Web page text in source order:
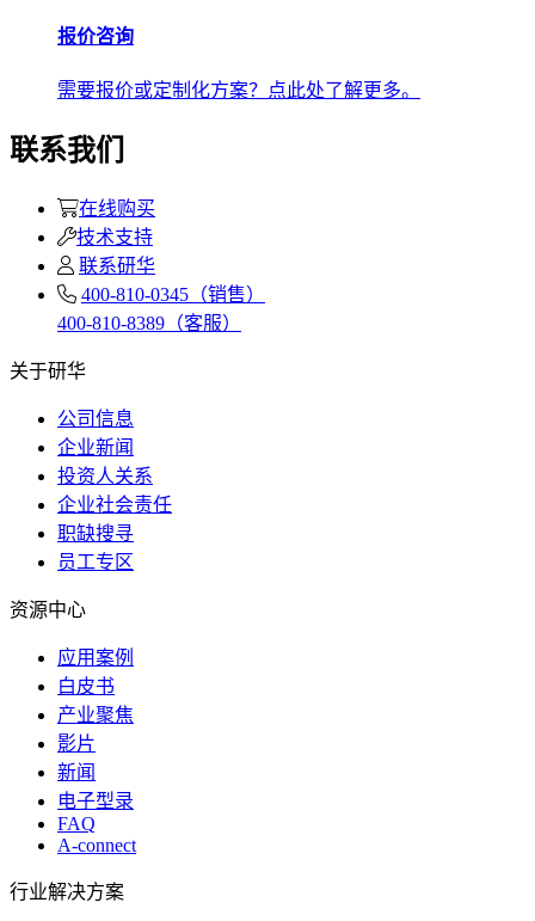
报价咨询
需要报价或定制化方案？点此处了解更多。
联系我们
在线购买
技术支持
联系研华
400-810-0345（销售）
400-810-8389（客服）
关于研华
公司信息
企业新闻
投资人关系
企业社会责任
职缺搜寻
员工专区
资源中心
应用案例
白皮书
产业聚焦
影片
新闻
电子型录
FAQ
A-connect
行业解决方案